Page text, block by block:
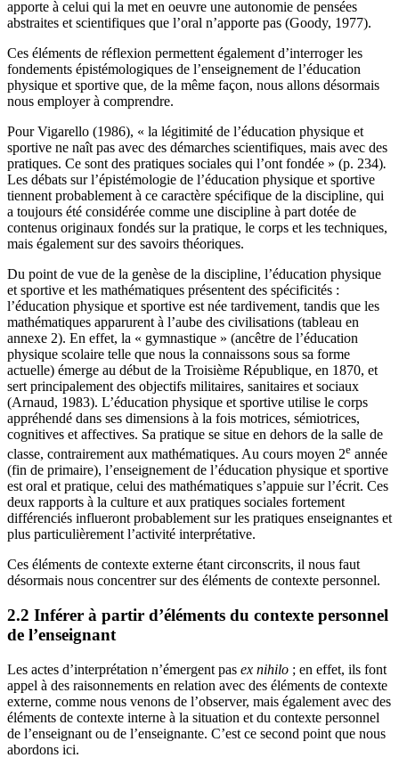
apporte à celui qui la met en oeuvre une autonomie de pensées
abstraites et scientifiques que l’oral n’apporte pas (Goody, 1977).
Ces éléments de réflexion permettent également d’interroger les
fondements épistémologiques de l’enseignement de l’éducation
physique et sportive que, de la même façon, nous allons désormais
nous employer à comprendre.
Pour Vigarello (1986), « la légitimité de l’éducation physique et
sportive ne naît pas avec des démarches scientifiques, mais avec des
pratiques. Ce sont des pratiques sociales qui l’ont fondée » (p. 234).
Les débats sur l’épistémologie de l’éducation physique et sportive
tiennent probablement à ce caractère spécifique de la discipline, qui
a toujours été considérée comme une discipline à part dotée de
contenus originaux fondés sur la pratique, le corps et les techniques,
mais également sur des savoirs théoriques.
Du point de vue de la genèse de la discipline, l’éducation physique
et sportive et les mathématiques présentent des spécificités :
l’éducation physique et sportive est née tardivement, tandis que les
mathématiques apparurent à l’aube des civilisations (tableau en
annexe 2). En effet, la « gymnastique » (ancêtre de l’éducation
physique scolaire telle que nous la connaissons sous sa forme
actuelle) émerge au début de la Troisième République, en 1870, et
sert principalement des objectifs militaires, sanitaires et sociaux
(Arnaud, 1983). L’éducation physique et sportive utilise le corps
appréhendé dans ses dimensions à la fois motrices, sémiotrices,
cognitives et affectives. Sa pratique se situe en dehors de la salle de
classe, contrairement aux mathématiques. Au cours moyen 2e année
(fin de primaire), l’enseignement de l’éducation physique et sportive
est oral et pratique, celui des mathématiques s’appuie sur l’écrit. Ces
deux rapports à la culture et aux pratiques sociales fortement
différenciés influeront probablement sur les pratiques enseignantes et
plus particulièrement l’activité interprétative.
Ces éléments de contexte externe étant circonscrits, il nous faut
désormais nous concentrer sur des éléments de contexte personnel.
2.2 Inférer à partir d’éléments du contexte personnel
de l’enseignant
Les actes d’interprétation n’émergent pas ex nihilo ; en effet, ils font
appel à des raisonnements en relation avec des éléments de contexte
externe, comme nous venons de l’observer, mais également avec des
éléments de contexte interne à la situation et du contexte personnel
de l’enseignant ou de l’enseignante. C’est ce second point que nous
abordons ici.